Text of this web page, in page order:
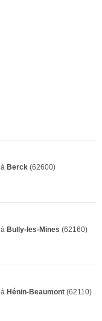
à Berck (62600)
à Bully-les-Mines (62160)
à Hénin-Beaumont (62110)